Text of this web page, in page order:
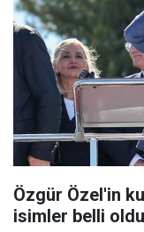
Özgür Özel'in
isimler belli